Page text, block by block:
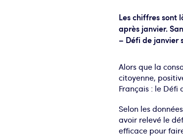
Les chiffres sont
après janvier.
– Défi de janvier
Alors que la
citoyenne,
Français : le Défi
Selon les
avoir relevé le
efficace pour